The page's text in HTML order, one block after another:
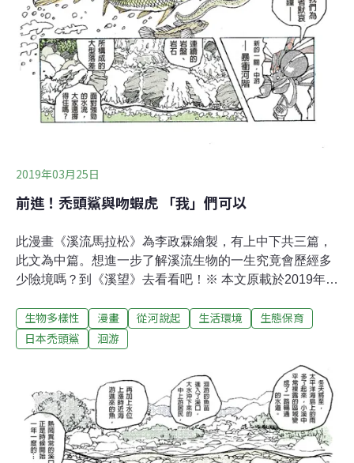
2019年03月25日
前進！禿頭鯊與吻蝦虎 「我」們可以
此漫畫《溪流馬拉松》為李政霖繪製，有上中下共三篇，
此文為中篇。想進一步了解溪流生物的一生究竟會歷經多
少險境嗎？到《溪望》去看看吧！※ 本文原載於2019年01
生物多樣性 漫畫 從河說起 生活環境
生態保育
日本禿頭鯊
洄游